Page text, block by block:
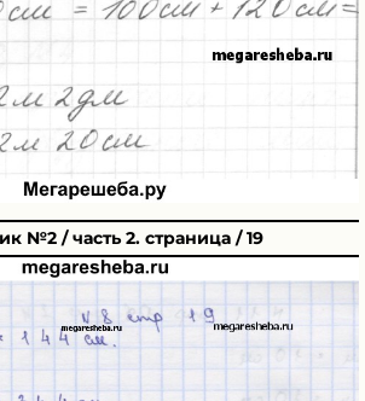
№2 / часть 2. страница / 19